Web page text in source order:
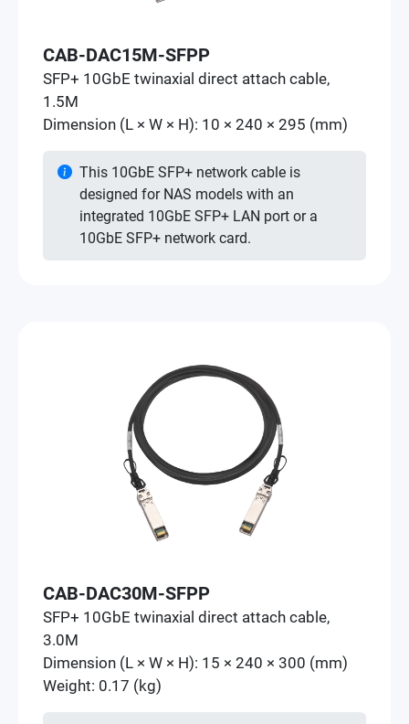
CAB-DAC15M-SFPP
SFP+ 10GbE twinaxial direct attach cable,
1.5M
Dimension (L × W × H): 10 × 240 × 295 (mm)
This 10GbE SFP+ network cable is
designed for NAS models with an
integrated 10GbE SFP+ LAN port or a
10GbE SFP+ network card.
CAB-DAC30M-SFPP
SFP+ 10GbE twinaxial direct attach cable,
3.0M
Dimension (L × W × H): 15 × 240 × 300 (mm)
Weight: 0.17 (kg)